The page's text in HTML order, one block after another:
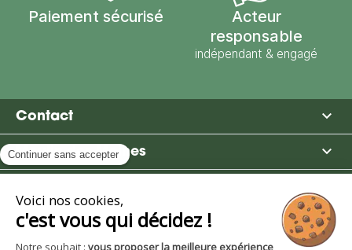
Paiement sécurisé
Acteur
responsable
indépendant & engagé
Contact 
Moulin des Moines 
Avantages et services 